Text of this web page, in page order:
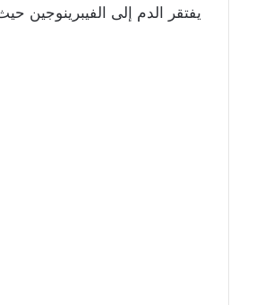
يفتقر الدم إلى الفيبرينوجين